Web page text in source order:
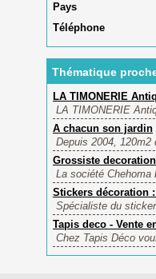
Pays
Téléphone
Thématique
LA TIMONERIE
LA TIMONERIE
A chacun son jardin
Depuis 2004,
Grossiste
La société Chehoma
Stickers décoration
Spécialiste du
Tapis deco - Vente
Chez Tapis Déco